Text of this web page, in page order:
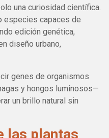
una curiosidad científica.
especies capaces de
edición genética,
diseño urbano,
genes de organismos
y hongos luminosos—
un brillo natural sin
las plantas